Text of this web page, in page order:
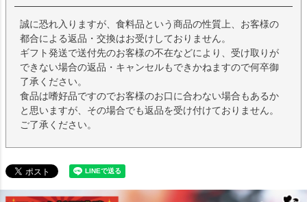
誠に恐れ入りますが、食料品という商品の性質上、お客様の
都合による返品・交換はお受けしておりません。
ギフト発送で送付先のお客様の不在などにより、受け取りが
できない場合の返品・キャンセルもできかねますので何卒御
了承ください。
食品は嗜好品ですのでお客様のお口に合わない場合もあるか
と思いますが、その場合でも返品を受け付けておりません。
ご了承ください。